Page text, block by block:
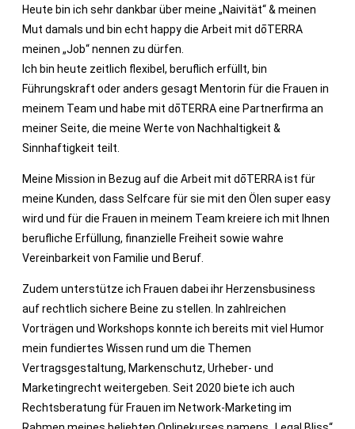
Heute bin ich sehr dankbar über meine „Naivität“ & meinen
Mut damals und bin echt happy die Arbeit mit dōTERRA
meinen „Job“ nennen zu dürfen.
Ich bin heute zeitlich flexibel, beruflich erfüllt, bin
Führungskraft oder anders gesagt Mentorin für die Frauen in
meinem Team und habe mit dōTERRA eine Partnerfirma an
meiner Seite, die meine Werte von Nachhaltigkeit &
Sinnhaftigkeit teilt.
Meine Mission in Bezug auf die Arbeit mit dōTERRA ist für
meine Kunden, dass Selfcare für sie mit den Ölen super easy
wird und für die Frauen in meinem Team kreiere ich mit Ihnen
berufliche Erfüllung, finanzielle Freiheit sowie wahre
Vereinbarkeit von Familie und Beruf.
Zudem unterstütze ich Frauen dabei ihr Herzensbusiness
auf rechtlich sichere Beine zu stellen. In zahlreichen
Vorträgen und Workshops konnte ich bereits mit viel Humor
mein fundiertes Wissen rund um die Themen
Vertragsgestaltung, Markenschutz, Urheber- und
Marketingrecht weitergeben. Seit 2020 biete ich auch
Rechtsberatung für Frauen im Network-Marketing im